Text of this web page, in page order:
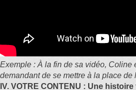
Exemple : À la fin de sa vidéo, Coline
demandant de se mettre à la place de
IV. VOTRE CONTENU : Une